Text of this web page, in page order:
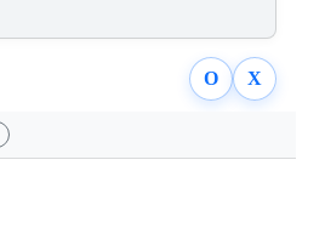
O X